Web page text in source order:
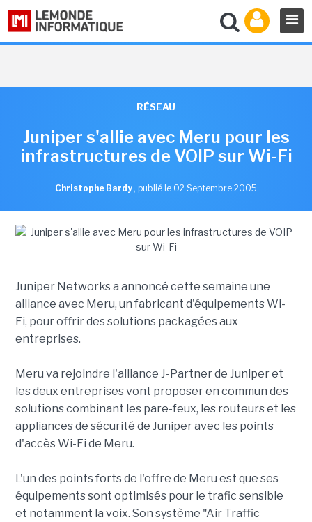
RÉSEAU
Juniper s'allie avec Meru pour les
infrastructures de VOIP sur Wi-Fi
Christophe Bardy , publié le 02 Septembre 2005
Juniper Networks a annoncé cette semaine une
alliance avec Meru, un fabricant d'équipements Wi-
Fi, pour offrir des solutions packagées aux
entreprises.
Meru va rejoindre l'alliance J-Partner de Juniper et
les deux entreprises vont proposer en commun des
solutions combinant les pare-feux, les routeurs et les
appliances de sécurité de Juniper avec les points
d'accès Wi-Fi de Meru.
L'un des points forts de l'offre de Meru est que ses
équipements sont optimisés pour le trafic sensible
et notamment la voix. Son système "Air Traffic